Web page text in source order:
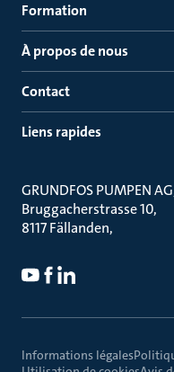
Formation
À propos de nous
Contact
Liens rapides
GRUNDFOS PUMPEN AG
Bruggacherstrasse 10
8117 Fällanden
Informations légales